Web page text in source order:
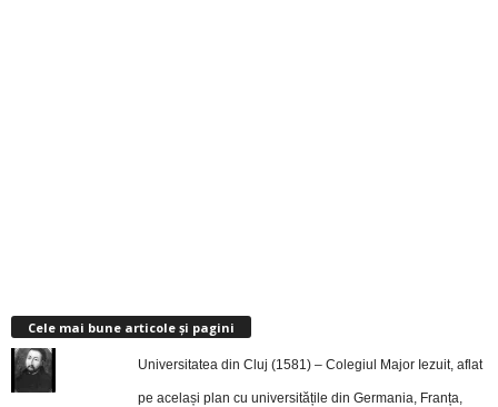
Cele mai bune articole și pagini
Universitatea din Cluj (1581) – Colegiul Major Iezuit, aflat
pe același plan cu universitățile din Germania, Franța,